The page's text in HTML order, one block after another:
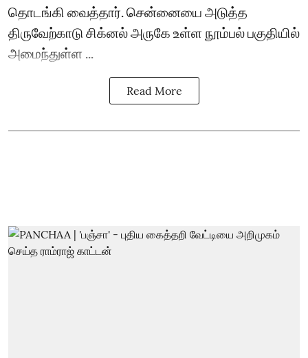
தொடங்கி வைத்தார். சென்னையை அடுத்த
திருவேற்காடு சிக்னல் அருகே உள்ள நூம்பல் பகுதியில்
அமைந்துள்ள ...
Read More